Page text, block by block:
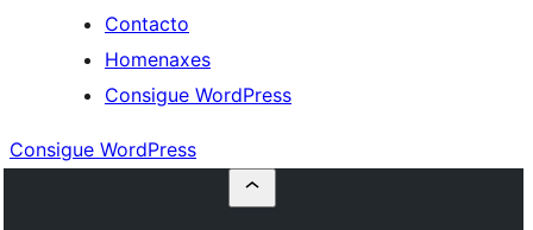
Contacto
Homenaxes
Consigue WordPress
Consigue WordPress